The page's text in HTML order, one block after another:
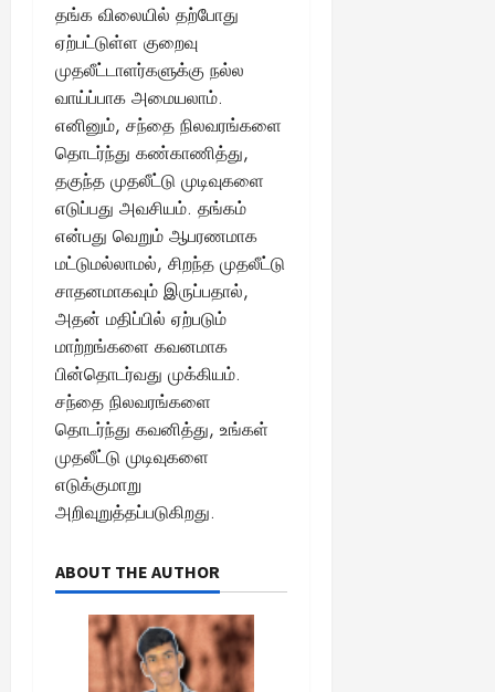
தங்க விலையில் தற்போது
ஏற்பட்டுள்ள குறைவு
முதலீட்டாளர்களுக்கு நல்ல
வாய்ப்பாக அமையலாம்.
எனினும், சந்தை நிலவரங்களை
தொடர்ந்து கண்காணித்து,
தகுந்த முதலீட்டு முடிவுகளை
எடுப்பது அவசியம். தங்கம்
என்பது வெறும் ஆபரணமாக
மட்டுமல்லாமல், சிறந்த முதலீட்டு
சாதனமாகவும் இருப்பதால்,
அதன் மதிப்பில் ஏற்படும்
மாற்றங்களை கவனமாக
பின்தொடர்வது முக்கியம்.
சந்தை நிலவரங்களை
தொடர்ந்து கவனித்து, உங்கள்
முதலீட்டு முடிவுகளை
எடுக்குமாறு
அறிவுறுத்தப்படுகிறது.
ABOUT THE AUTHOR